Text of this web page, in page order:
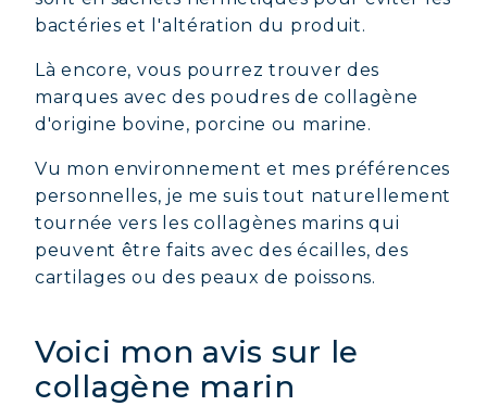
bactéries et l'altération du produit.
Là encore, vous pourrez trouver des
marques avec des poudres de collagène
d'origine bovine, porcine ou marine.
Vu mon environnement et mes préférences
personnelles, je me suis tout naturellement
tournée vers les collagènes marins qui
peuvent être faits avec des écailles, des
cartilages ou des peaux de poissons.
Voici mon avis sur le
collagène marin